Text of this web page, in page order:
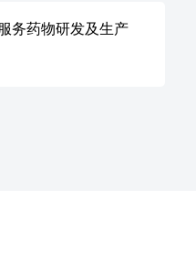
务药物研发及生产